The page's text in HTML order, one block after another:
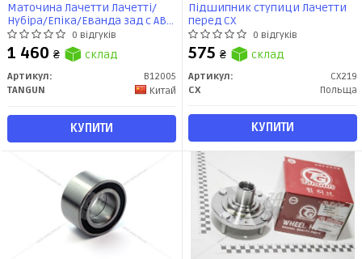
Маточина Лачетти Лачетті/
Нубіра/Епіка/Еванда зад с ABS
(в зборі) TANGUN0 відгуків
1 460 ₴ склад
Артикул:
B12005
TANGUN
Китай
КУПИТИ
Підшипник ступици Лачетти
перед CX
0 відгуків
575 ₴ склад
Артикул:
CX219
CX
Польща
КУПИТИ